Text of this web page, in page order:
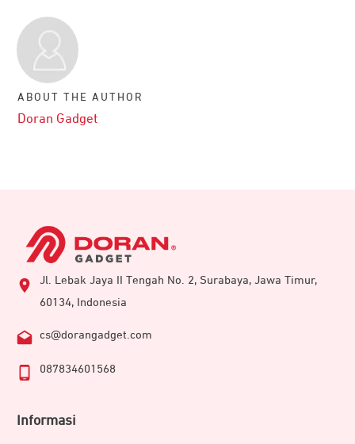
ABOUT THE AUTHOR
Doran Gadget
Jl. Lebak Jaya II Tengah No. 2, Surabaya, Jawa Timur,
60134, Indonesia
cs@dorangadget.com
087834601568
Informasi